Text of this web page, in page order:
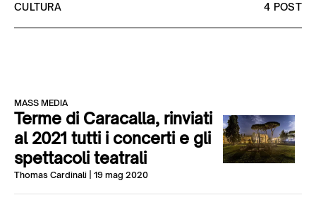
Chi siamo
Contatti
CULTURA 4 POST
MASS MEDIA
Terme di Caracalla, rinviati
al 2021 tutti i concerti e gli
spettacoli teatrali
Thomas Cardinali | 19 mag 2020